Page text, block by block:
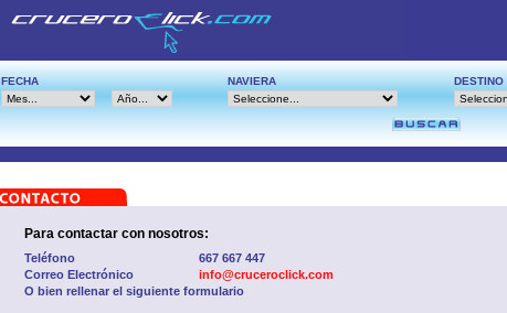
FECHA NAVIERA DESTINO
Para contactar con nosotros:
Teléfono
667 667 447
Correo Electrónico
info@cruceroclick.com
O bien rellenar el siguiente formulario